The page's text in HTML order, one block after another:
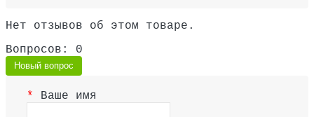
Нет отзывов об этом товаре.
Вопросов: 0
Новый вопрос
Ваше имя